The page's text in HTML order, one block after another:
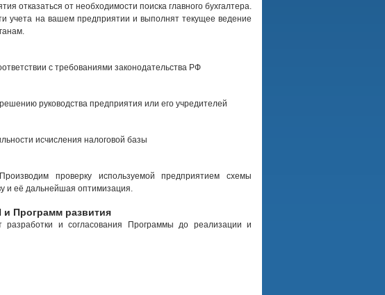
отказаться от необходимости поиска главного бухгалтера.
на вашем предприятии и выполнят текущее ведение
с требованиями законодательства РФ
руководства предприятия или его учредителей
исчисления налоговой базы
проверку используемой предприятием схемы
и её дальнейшая оптимизация.
Программ развития
разработки и согласования Программы до реализации и